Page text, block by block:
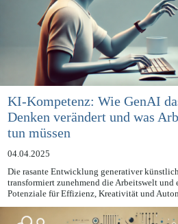
KI-Kompetenz: Wie GenAI
Denken verändert und was
tun müssen
04.04.2025
Die rasante Entwicklung generativer
transformiert zunehmend die Arbeitswelt und
Potenziale für Effizienz, Kreativität und